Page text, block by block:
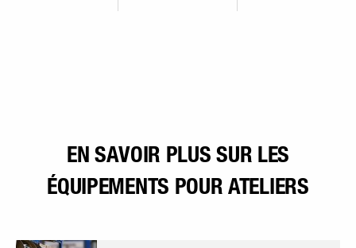
EN SAVOIR PLUS SUR LES
ÉQUIPEMENTS POUR ATELIERS